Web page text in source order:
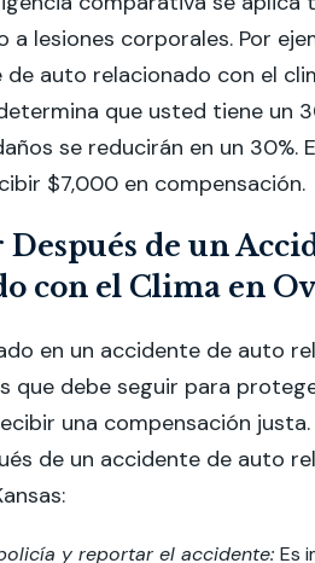
a lesiones corporales. Por
auto relacionado con el
que usted tiene un
se reducirán en un 30%.
$7,000 en compensación.
Después de un
con el Clima en
en un accidente de auto
que debe seguir para
una compensación
de un accidente de auto
y reportar el accidente: Es